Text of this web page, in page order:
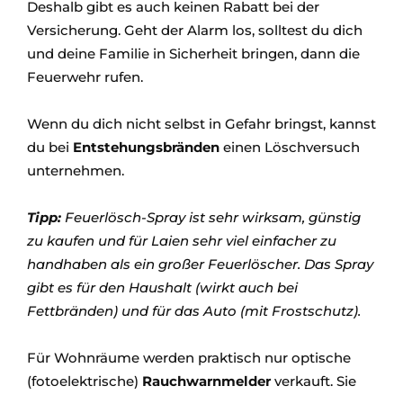
Deshalb gibt es auch keinen Rabatt bei der
Versicherung. Geht der Alarm los, solltest du dich
und deine Familie in Sicherheit bringen, dann die
Feuerwehr rufen.
Wenn du dich nicht selbst in Gefahr bringst, kannst
du bei Entstehungsbränden einen Löschversuch
unternehmen.
Tipp: Feuerlösch-Spray ist sehr wirksam, günstig
zu kaufen und für Laien sehr viel einfacher zu
handhaben als ein großer Feuerlöscher. Das Spray
gibt es für den Haushalt (wirkt auch bei
Fettbränden) und für das Auto (mit Frostschutz).
Für Wohnräume werden praktisch nur optische
(fotoelektrische) Rauchwarnmelder verkauft. Sie